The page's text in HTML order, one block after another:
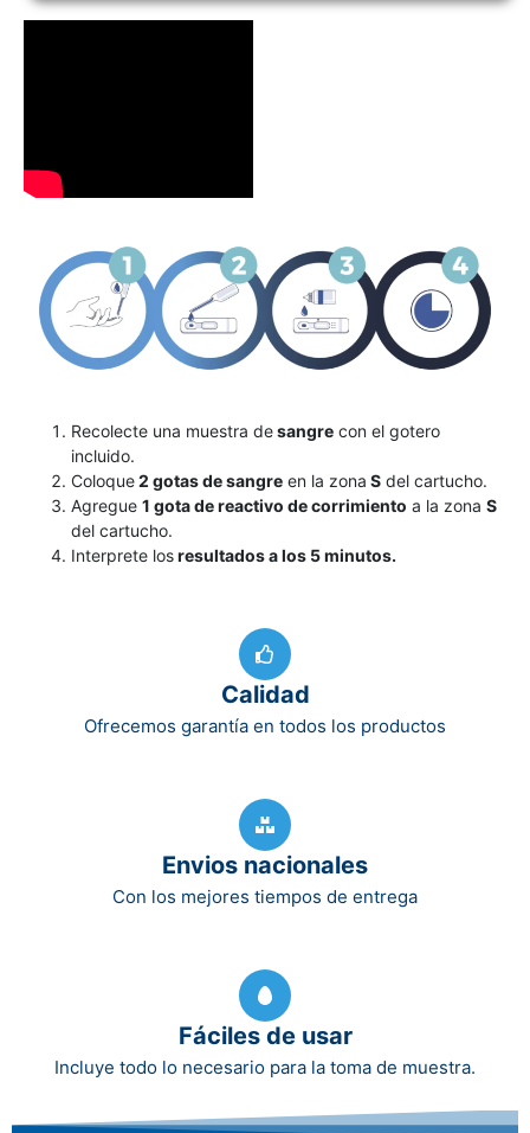
Recolecte una muestra desangre con el gotero
incluido.
Coloque2 gotas de sangre en la zona S del cartucho.
Agregue 1 gota de reactivo de corrimiento a la zona S
del cartucho.
Interprete losresultados a los 5 minutos.
Calidad
Ofrecemos garantía en todos los productos
Envios nacionales
Con los mejores tiempos de entrega
Fáciles de usar
Incluye todo lo necesario para la toma de muestra.